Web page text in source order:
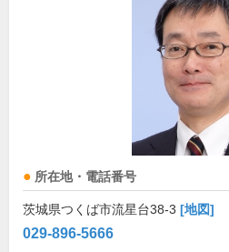
所在地・電話番号
茨城県つくば市流星台38-3 [地図]
029-896-5666